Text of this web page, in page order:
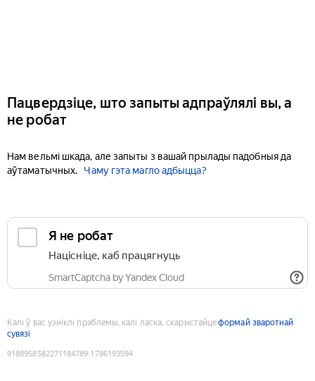
Пацвердзіце, што запыты адпраўлялі вы, а
не робат
Нам вельмі шкада, але запыты з вашай прылады падобныя да
аўтаматычных.
Чаму гэта магло адбыцца?
Я не робат
Націсніце, каб працягнуць
SmartCaptcha by Yandex Cloud
Калі ў вас узніклі праблемы, калі ласка, скарыстайцеформай зваротнай
сувязі
9188958582271184789:1786193594